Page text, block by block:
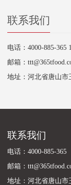
联系我们
电话：4000-885-365
邮箱：
地址：河北省唐山市
联系我们
电话：4000-885-
邮箱：
地址：河北省唐山市